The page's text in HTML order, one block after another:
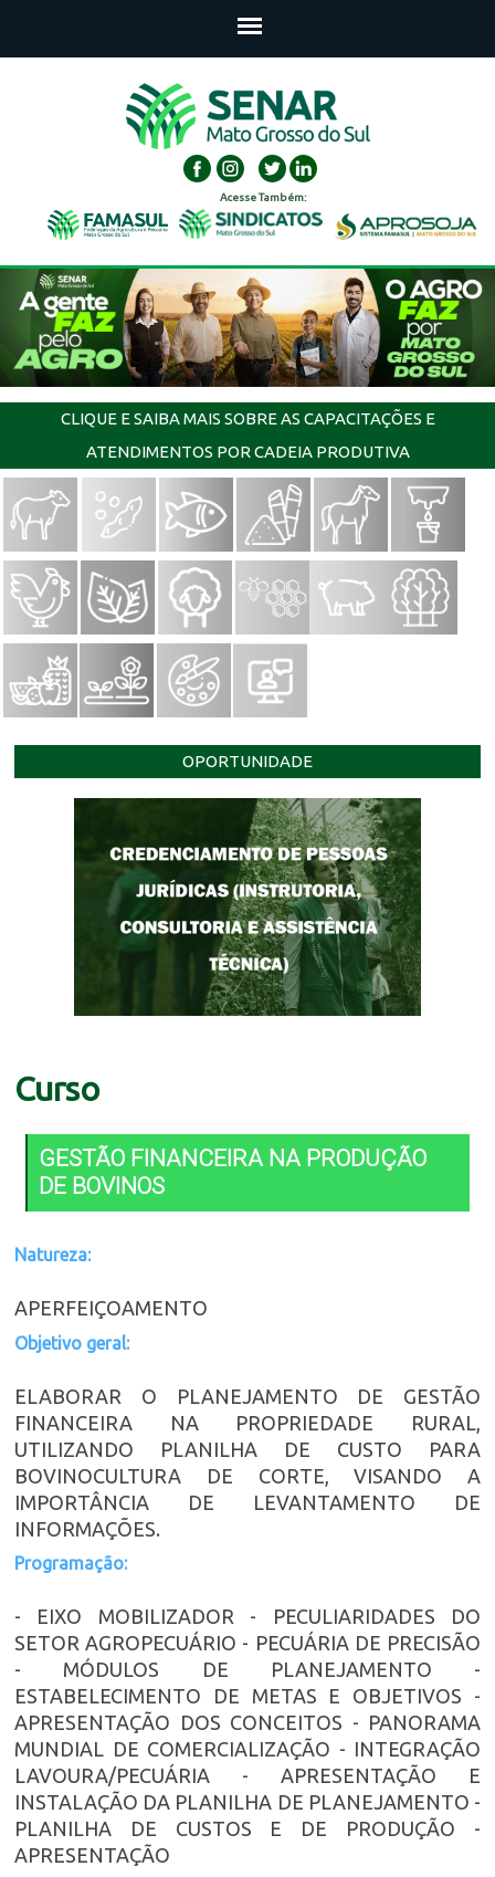
Acesse Também:
CLIQUE E SAIBA MAIS SOBRE AS CAPACITAÇÕES E
ATENDIMENTOS POR CADEIA PRODUTIVA
OPORTUNIDADE
Curso
GESTÃO FINANCEIRA NA PRODUÇÃO
DE BOVINOS
Natureza:
APERFEIÇOAMENTO
Objetivo geral:
ELABORAR O PLANEJAMENTO DE GESTÃO
FINANCEIRA NA PROPRIEDADE RURAL,
UTILIZANDO PLANILHA DE CUSTO PARA
BOVINOCULTURA DE CORTE, VISANDO A
IMPORTÂNCIA DE LEVANTAMENTO DE
INFORMAÇÕES.
Programação:
- EIXO MOBILIZADOR - PECULIARIDADES DO
SETOR AGROPECUÁRIO - PECUÁRIA DE PRECISÃO
- MÓDULOS DE PLANEJAMENTO -
ESTABELECIMENTO DE METAS E OBJETIVOS -
APRESENTAÇÃO DOS CONCEITOS - PANORAMA
MUNDIAL DE COMERCIALIZAÇÃO - INTEGRAÇÃO
LAVOURA/PECUÁRIA - APRESENTAÇÃO E
INSTALAÇÃO DA PLANILHA DE PLANEJAMENTO -
PLANILHA DE CUSTOS E DE PRODUÇÃO -
APRESENTAÇÃO